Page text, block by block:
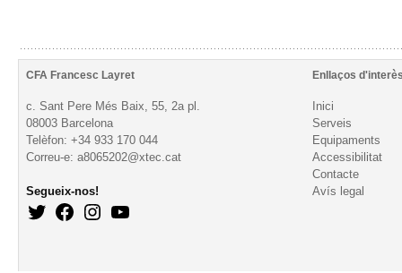
CFA Francesc Layret Enllaços
c. Sant Pere Més Baix, 55, 2a pl.
08003 Barcelona
Telèfon: +34 933 170 044
Correu-e: a8065202@xtec.cat
Segueix-nos!
Inici
Serveis
Equipaments
Accessibilitat
Contacte
Avís legal